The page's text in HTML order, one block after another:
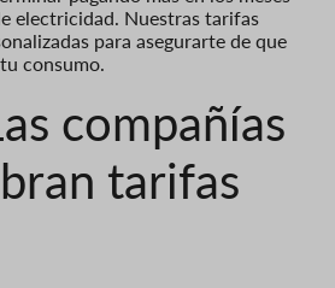
electricidad. Nuestras tarifas
para asegurarte de que
consumo.
compañías
tarifas